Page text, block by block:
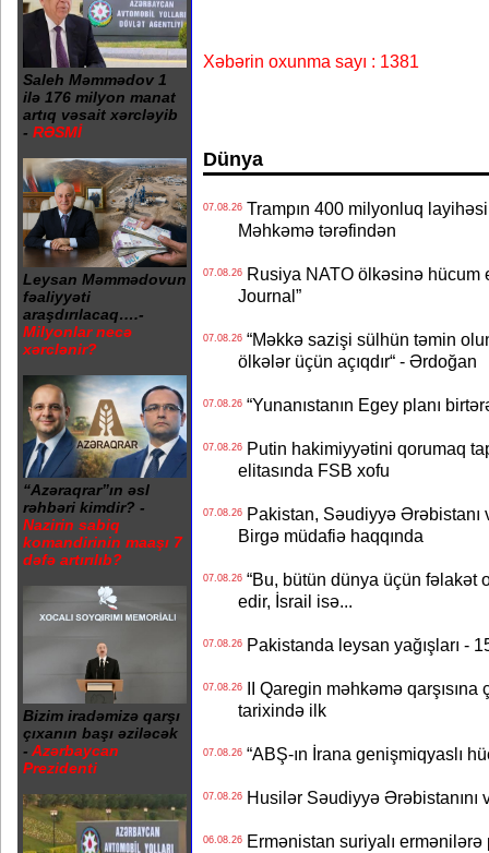
Saleh Məmmədov 1
ilə 176 milyon manat
artıq vəsait xərcləyib
- RƏSMİ
Leysan Məmmədovun
fəaliyyəti
araşdırılacaq….-
Milyonlar necə
xərclənir?
“Azəraqrar”ın əsl
rəhbəri kimdir? -
Nazirin sabiq
komandirinin maaşı 7
dəfə artırılıb?
Bizim iradəmizə qarşı
çıxanın başı əziləcək
- Azərbaycan
Prezidenti
Xəbərin oxunma sayı : 1381
Dünya
07.08.26Trampın 400 milyonluq
Məhkəmə tərəfindən
07.08.26Rusiya NATO ölkəsinə hücum
Journal”
07.08.26“Məkkə sazişi sülhün təmin
ölkələr üçün açıqdır“ - Ərdoğan
07.08.26“Yunanıstanın Egey planı
07.08.26Putin hakimiyyətini qorumaq
elitasında FSB xofu
07.08.26Pakistan, Səudiyyə Ərəbistanı
Birgə müdafiə haqqında
07.08.26“Bu, bütün dünya üçün fəlakət
edir, İsrail isə...
07.08.26Pakistanda leysan yağışları -
07.08.26II Qaregin məhkəmə qarşısına
tarixində ilk
07.08.26“ABŞ-ın İrana genişmiqyaslı
07.08.26Husilər Səudiyyə Ərəbistanını
06.08.26Ermənistan suriyalı ermənilərə